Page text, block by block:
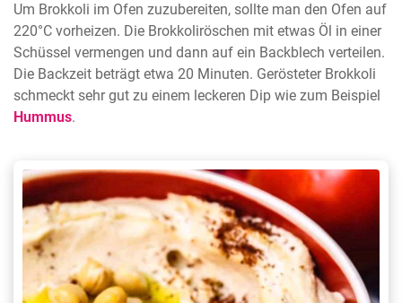
Um Brokkoli im Ofen zuzubereiten, sollte man den Ofen auf
220°C vorheizen. Die Brokkoliröschen mit etwas Öl in einer
Schüssel vermengen und dann auf ein Backblech verteilen.
Die Backzeit beträgt etwa 20 Minuten. Gerösteter Brokkoli
schmeckt sehr gut zu einem leckeren Dip wie zum Beispiel
Hummus.